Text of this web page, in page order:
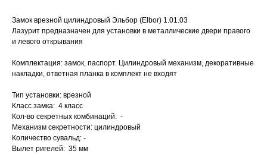
Замок врезной цилиндровый Эльбор (Elbor) 1.01.03
Лазурит предназначен для установки в металлические двери правого
и левого открывания
Комплектация: замок, паспорт. Цилиндровый механизм, декоративные
накладки, ответная планка в комплект не входят
Тип установки: врезной
Класс замка: 4 класс
Кол-во секретных комбинаций: -
Механизм секретности: цилиндровый
Количество сувальд: -
Вылет ригелей: 35 мм